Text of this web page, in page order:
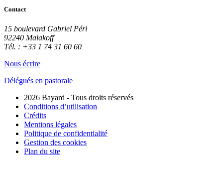
Contact
15 boulevard Gabriel Péri
92240 Malakoff
Tél. : +33 1 74 31 60 60
Nous écrire
Délégués en pastorale
2026 Bayard - Tous droits réservés
Conditions d’utilisation
Crédits
Mentions légales
Politique de confidentialité
Gestion des cookies
Plan du site